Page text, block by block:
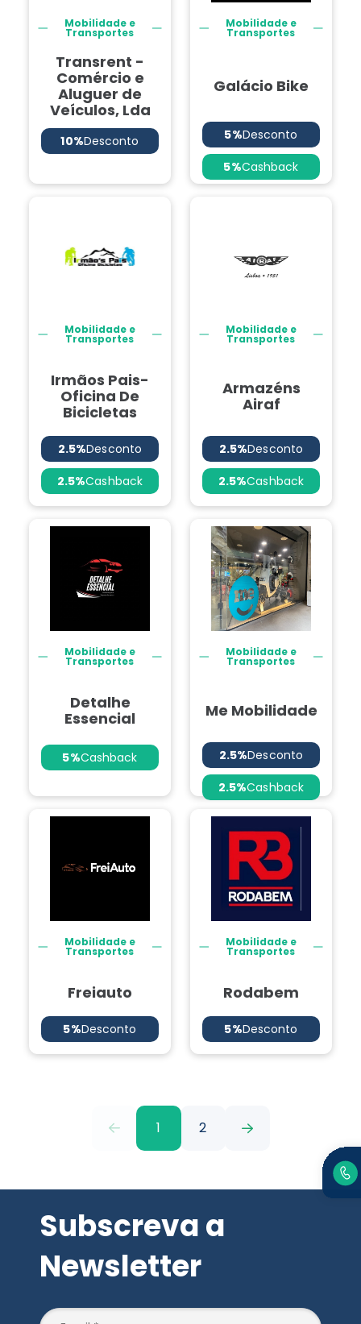
Mobilidade e
Transportes
Transrent -
Comércio e
Aluguer de
Veículos, Lda
10%Desconto
Mobilidade e
Transportes
Galácio Bike
5%Desconto
5%Cashback
Mobilidade e
Transportes
Irmãos Pais-
Oficina De
Bicicletas
2.5%Desconto
2.5%Cashback
Mobilidade e
Transportes
Armazéns
Airaf
2.5%Desconto
2.5%Cashback
Mobilidade e
Transportes
Detalhe
Essencial
5%Cashback
Mobilidade e
Transportes
Me Mobilidade
2.5%Desconto
2.5%Cashback
Mobilidade e
Transportes
Freiauto
5%Desconto
Mobilidade e
Transportes
Rodabem
5%Desconto
1 2
Subscreva a
Newsletter